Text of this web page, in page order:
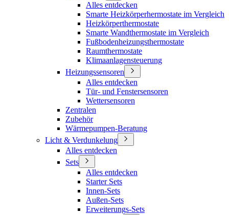
Alles entdecken
Smarte Heizkörperhermostate im Vergleich
Heizkörperthermostate
Smarte Wandthermostate im Vergleich
Fußbodenheizungsthermostate
Raumthermostate
Klimaanlagensteuerung
Heizungssensoren
Alles entdecken
Tür- und Fenstersensoren
Wettersensoren
Zentralen
Zubehör
Wärmepumpen-Beratung
Licht & Verdunkelung
Alles entdecken
Sets
Alles entdecken
Starter Sets
Innen-Sets
Außen-Sets
Erweiterungs-Sets